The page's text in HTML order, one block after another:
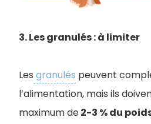
3. Les granulés : à limiter
Les granulés peuvent
l’alimentation, mais ils
maximum de2-3 % du